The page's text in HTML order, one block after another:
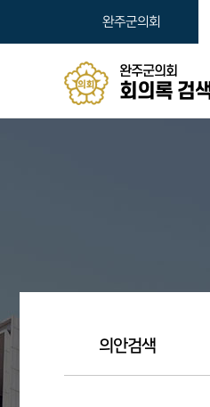
완주군의회
완주군의회
회의록 검
의안검색